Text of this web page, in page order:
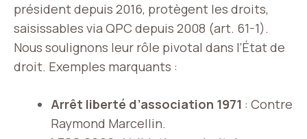
président depuis 2016, protègent les droits,
saisissables via QPC depuis 2008 (art. 61-1).
Nous soulignons leur rôle pivotal dans l’État de
droit. Exemples marquants :
Arrêt liberté d’association 1971 : Contre
Raymond Marcellin.